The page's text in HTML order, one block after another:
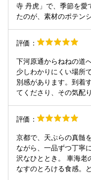
寺 丹虎」で、季節を愛でる天ぷ
たのが、素材のポテンシ
日間じっくり寝かせた
カラスミを惜しみなく
きと感動が重なります。 白眉は、仕上げにブランデー
崎」を纏わせるさつま
引き立てる、まさに大人のた
とは別料金にはなりま
ける磯の香りと濃厚な
節を味わう。そんな特
評価：
下河原通からねねの道
少しわかりにくい場所
別感があります。到着
てくださり、その気配り
ベーションされたとの
象ではなく、建物が持
活かした空間づくりが
感じつつ、内装や設備
き雰囲気と上質さが自
マネージャーさんが立
店のことや京都の話な
評価：
京都で、天ぷらの真髄
ながら、一品ずつ丁寧
沢なひととき。 車海老
なすのとろける食感。